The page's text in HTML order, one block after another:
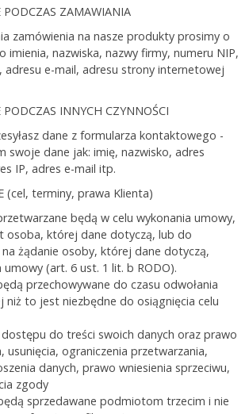
PODCZAS ZAMAWIANIA
zamówienia na nasze produkty prosimy o
imienia, nazwiska, nazwy firmy, numeru NIP,
adresu e-mail, adresu strony internetowej
INNYCH CZYNNOŚCI
dane z formularza kontaktowego -
swoje dane jak: imię, nazwisko, adres
IP, adres e-mail itp.
(cel, terminy, prawa Klienta)
będą w celu wykonania umowy,
osoba, której dane dotyczą, lub do
żądanie osoby, której dane dotyczą,
(art. 6 ust. 1 lit. b RODO).
przechowywane do czasu odwołania
niż to jest niezbędne do osiągnięcia celu
do treści swoich danych oraz prawo
usunięcia, ograniczenia przetwarzania,
danych, prawo wniesienia sprzeciwu,
zgody
sprzedawane podmiotom trzecim i nie